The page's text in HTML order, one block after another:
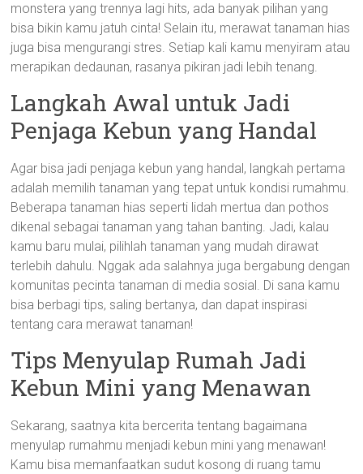
monstera yang trennya lagi hits, ada banyak pilihan yang
bisa bikin kamu jatuh cinta! Selain itu, merawat tanaman hias
juga bisa mengurangi stres. Setiap kali kamu menyiram atau
merapikan dedaunan, rasanya pikiran jadi lebih tenang.
Langkah Awal untuk Jadi
Penjaga Kebun yang Handal
Agar bisa jadi penjaga kebun yang handal, langkah pertama
adalah memilih tanaman yang tepat untuk kondisi rumahmu.
Beberapa tanaman hias seperti lidah mertua dan pothos
dikenal sebagai tanaman yang tahan banting. Jadi, kalau
kamu baru mulai, pilihlah tanaman yang mudah dirawat
terlebih dahulu. Nggak ada salahnya juga bergabung dengan
komunitas pecinta tanaman di media sosial. Di sana kamu
bisa berbagi tips, saling bertanya, dan dapat inspirasi
tentang cara merawat tanaman!
Tips Menyulap Rumah Jadi
Kebun Mini yang Menawan
Sekarang, saatnya kita bercerita tentang bagaimana
menyulap rumahmu menjadi kebun mini yang menawan!
Kamu bisa memanfaatkan sudut kosong di ruang tamu